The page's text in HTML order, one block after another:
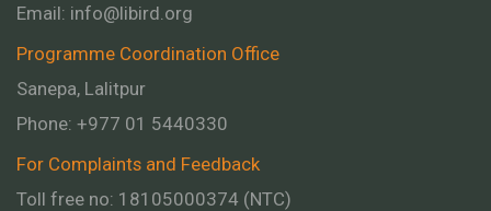
Email: info@libird.org
Programme Coordination Office
Sanepa, Lalitpur
Phone: +977 01 5440330
For Complaints and Feedback
Toll free no: 18105000374 (NTC)